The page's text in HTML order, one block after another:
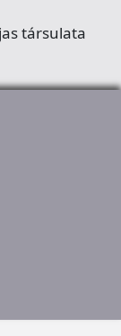
társulata